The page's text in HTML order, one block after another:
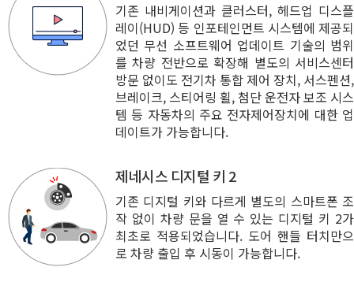
기존 내비게이션과 클러스터, 헤드업 디스플
레이(HUD) 등 인포테인먼트 시스템에 제공되
었던 무선 소프트웨어 업데이트 기술의 범위
를 차량 전반으로 확장해 별도의 서비스센터
방문 없이도 전기차 통합 제어 장치, 서스펜션,
브레이크, 스티어링 휠, 첨단 운전자 보조 시스
템 등 자동차의 주요 전자제어장치에 대한 업
데이트가 가능합니다.
제네시스 디지털 키 2
기존 디지털 키와 다르게 별도의 스마트폰 조
작 없이 차량 문을 열 수 있는 디지털 키 2가
최초로 적용되었습니다. 도어 핸들 터치만으
로 차량 출입 후 시동이 가능합니다.